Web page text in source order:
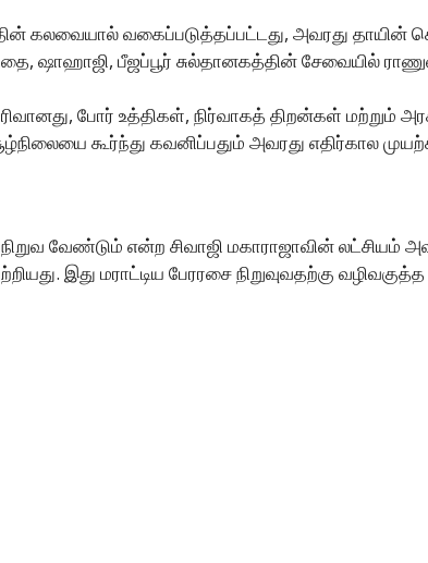
கலவையால் வகைப்படுத்தப்பட்டது, அவரது
ஷாஹாஜி, பீஜப்பூர் சுல்தானகத்தின் சேவையில்
போர் உத்திகள், நிர்வாகத் திறன்கள்
கூர்ந்து கவனிப்பதும் அவரது எதிர்கால
வேண்டும் என்ற சிவாஜி மகாராஜாவின் லட்சியம்
இது மராட்டிய பேரரசை நிறுவுவதற்கு